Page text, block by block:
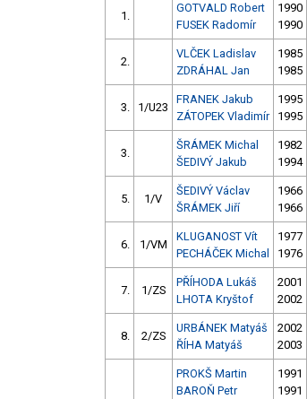
1.
GOTVALD Robert
FUSEK Radomír
1990
1990
2.
VLČEK Ladislav
ZDRÁHAL Jan
1985
1985
3. 1/U23
FRANEK Jakub
ZÁTOPEK Vladimír
1995
1995
3.
ŠRÁMEK Michal
ŠEDIVÝ Jakub
1982
1994
5. 1/V
ŠEDIVÝ Václav
ŠRÁMEK Jiří
1966
1966
6. 1/VM
KLUGANOST Vít
PECHÁČEK Michal
1977
1976
7. 1/ZS
PŘÍHODA Lukáš
LHOTA Kryštof
2001
2002
8. 2/ZS
URBÁNEK Matyáš
ŘÍHA Matyáš
2002
2003
PROKŠ Martin
BAROŇ Petr
1991
1991